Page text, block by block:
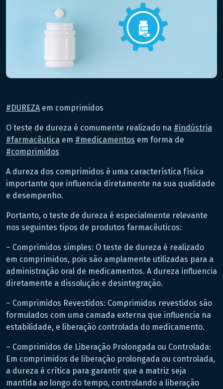
# DUREZA em comprimidos
O teste de dureza é comumente realizado na #indústria
#farmacêutica em #medicamentos em forma de
#comprimidos
A dureza dos comprimidos é uma característica física
importante que influencia diretamente na sua qualidade
e desempenho.
Portanto, o teste de dureza é especialmente relevante
nos seguintes tipos de produtos farmacêuticos:
– Comprimidos simples: O teste de dureza é realizado
em comprimidos, pois são amplamente utilizadas para a
administração oral de medicamentos. A dureza influencia
diretamente a dissolução e desintegração.
– Comprimidos Revestidos: Comprimidos revestidos são
formulados com uma camada externa que influencia na
estabilidade, e liberação controlada do medicamento.
– Comprimidos de Liberação Prolongada ou Controlada:
Em comprimidos de liberação prolongada ou controlada,
a dureza é crítica para garantir que a matriz seja
mantida ao longo do tempo, controlando a liberação